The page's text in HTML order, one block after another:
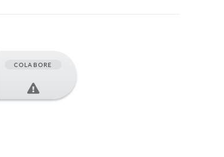
COLABORE